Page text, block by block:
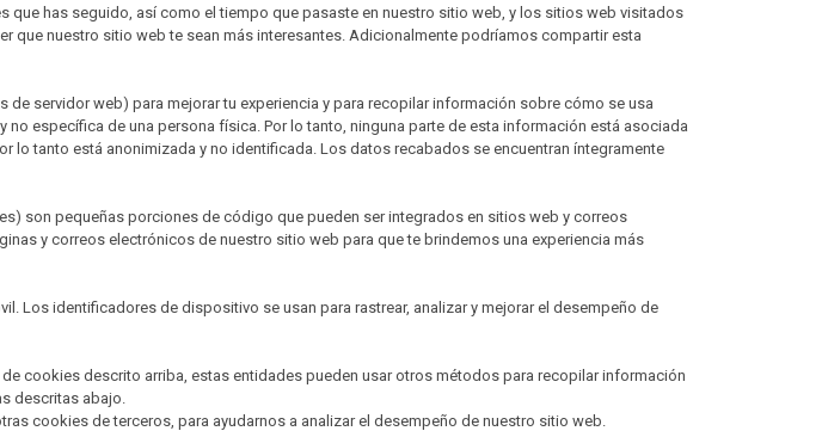
has seguido, así como el tiempo que pasaste en nuestro sitio web, y los sitios web visitados
nuestro sitio web te sean más interesantes. Adicionalmente podríamos compartir esta
servidor web) para mejorar tu experiencia y para recopilar información sobre cómo se usa
específica de una persona física. Por lo tanto, ninguna parte de esta información está asociada
tanto está anonimizada y no identificada. Los datos recabados se encuentran íntegramente
son pequeñas porciones de código que pueden ser integrados en sitios web y correos
y correos electrónicos de nuestro sitio web para que te brindemos una experiencia más
Los identificadores de dispositivo se usan para rastrear, analizar y mejorar el desempeño de
cookies descrito arriba, estas entidades pueden usar otros métodos para recopilar información
descritas abajo.
cookies de terceros, para ayudarnos a analizar el desempeño de nuestro sitio web.